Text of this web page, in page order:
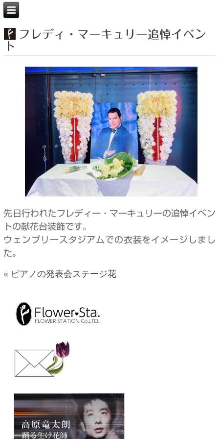
フレディ・マーキュリー追悼イベン
ト
先日行われたフレディー・マーキュリーの追悼イベン
トの献花台装飾です。
ウェンブリースタジアムでの衣装をイメージしまし
た。
« ピアノの発表会ステージ花